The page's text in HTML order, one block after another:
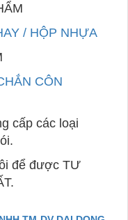
/ HỘP NHỰA
CÔN
cấp các loại
để được TƯ